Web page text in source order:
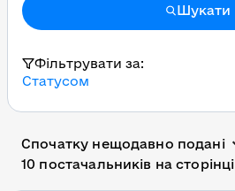
Шукати
Фільтрувати за:
Статусом
Спочатку нещодавно подані
10 постачальників на сторінці